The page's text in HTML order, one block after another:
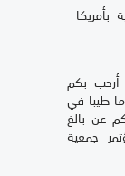
بأمريكا
بكم
طيبا في
عن بالغ
جمعية